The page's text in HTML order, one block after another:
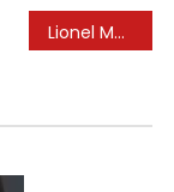
Garde
Du
Messi
Lionel Messi vs Atlas | 2 Aides et décider de l’embrayage! | 30/07/2025